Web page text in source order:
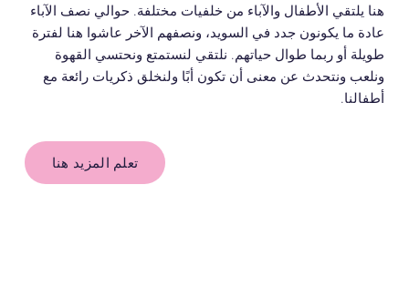
هنا يلتقي الأطفال والآباء من خلفيات مختلفة. حوالي نصف الآباء
عادة ما يكونون جدد في السويد، ونصفهم الآخر عاشوا هنا لفترة
طويلة أو ربما طوال حياتهم. نلتقي لنستمتع ونحتسي القهوة
ونلعب ونتحدث عن معنى أن تكون أبًا ولنخلق ذكريات رائعة مع
أطفالنا.
تعلم المزيد هنا